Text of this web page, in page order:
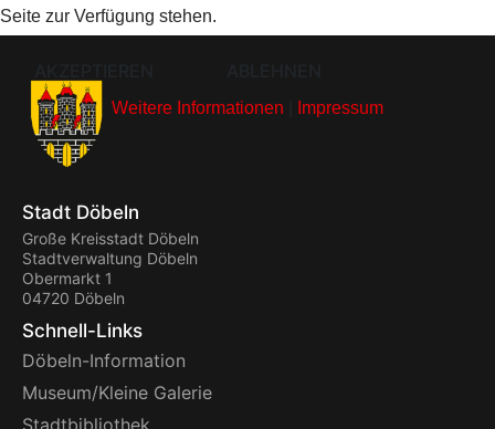
Stadt Döbeln
Große Kreisstadt Döbeln
Stadtverwaltung Döbeln
Obermarkt 1
04720 Döbeln
Schnell-Links
Döbeln-Information
Museum/Kleine Galerie
Stadtbibliothek
Seite zur Verfügung stehen.
Weitere Informationen Impressum